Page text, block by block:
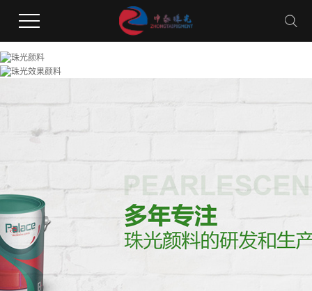
香蕉视频在线下载,污香蕉视频在线观看,黄色香蕉视频APP,污香蕉视频在线下载